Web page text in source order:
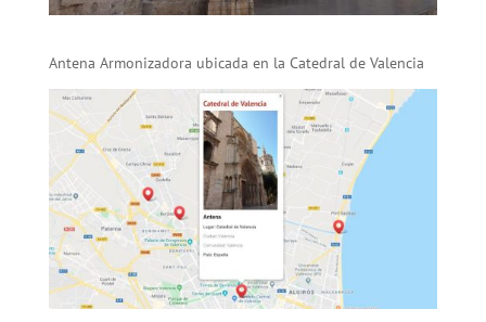
Antena Armonizadora ubicada en la Catedral de Valencia